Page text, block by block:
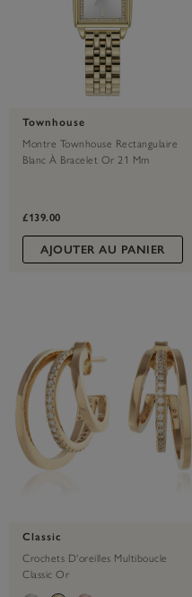
Townhouse
Montre Townhouse Rectangulaire
Blanc À Bracelet Or 21 Mm
£139.00
AJOUTER AU PANIER
Classic
Crochets D'oreilles Multiboucle
Classic Or